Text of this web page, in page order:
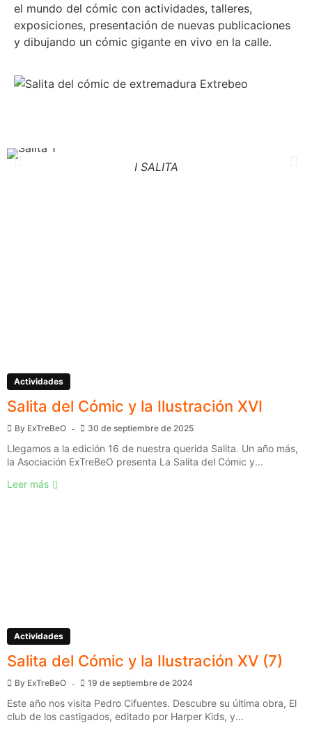
el mundo del cómic con actividades, talleres,
exposiciones, presentación de nuevas publicaciones
y dibujando un cómic gigante en vivo en la calle.
I SALITA
Actividades
Salita del Cómic y la Ilustración XVI
By ExTreBeO 30 de septiembre de 2025
Llegamos a la edición 16 de nuestra querida Salita. Un año más,
la Asociación ExTreBeO presenta La Salita del Cómic y...
Leer más
Actividades
Salita del Cómic y la Ilustración XV (7)
By ExTreBeO 19 de septiembre de 2024
Este año nos visita Pedro Cifuentes. Descubre su última obra, El
club de los castigados, editado por Harper Kids, y...